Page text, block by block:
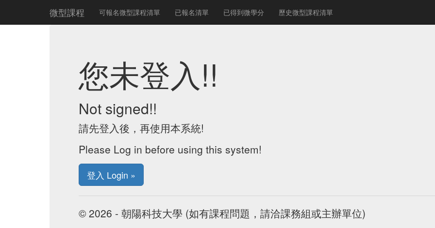
微型課程 可報名微型課程清單 已報名清單 已得到微學分 歷史微型課程清單
您未登入!!
Not signed!!
請先登入後，再使用本系統!
Please Log in before using this system!
登入 Login »
© 2026 - 朝陽科技大學 (如有課程問題，請洽課務組或主辦單位)